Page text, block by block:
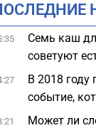
Семь каш
советуют
В 2018 году
событие,
Может ли